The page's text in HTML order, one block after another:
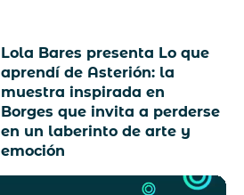
Lola Bares presenta Lo que
aprendí de Asterión: la
muestra inspirada en
Borges que invita a perderse
en un laberinto de arte y
emoción